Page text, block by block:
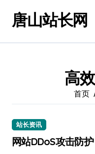
唐山站长网
高
首页
站长资讯
网站DDoS攻击防